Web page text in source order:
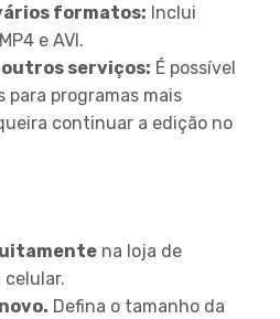
formatos: Inclui
e AVI.
serviços: É possível
programas mais
continuar a edição no
na loja de
celular.
Defina o tamanho da